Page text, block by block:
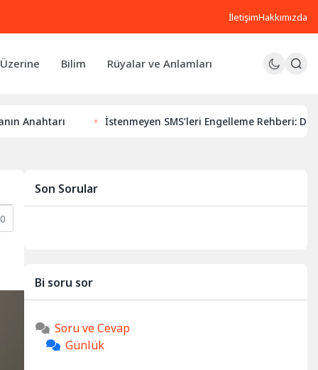
İletişimHakkımızda
Bilim Rüyalar ve Anlamları
İstenmeyen SMS’leri Engelleme Rehberi: Dijital
0
Son Sorular
Bi soru sor
Soru ve Cevap
Günlük